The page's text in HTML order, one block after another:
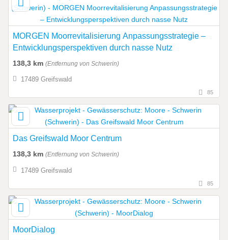
MORGEN Moorrevitalisierung Anpassungsstrategie –
Entwicklungsperspektiven durch nasse Nutz
138,3 km (Entfernung von Schwerin)
17489 Greifswald
85
Das Greifswald Moor Centrum
138,3 km (Entfernung von Schwerin)
17489 Greifswald
85
MoorDialog